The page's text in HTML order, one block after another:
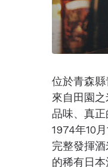
位於青森
來自田園
品味、真
1974年10
完整發揮
的稀有日